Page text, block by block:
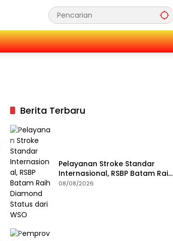
Berita Terbaru
Pelayanan Stroke Standar
Internasional, RSBP Batam Raih
Diamond Status dari WSO
08/08/2026